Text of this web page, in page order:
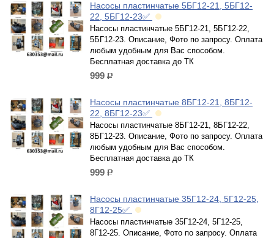
Насосы пластинчатые 5БГ12-21, 5БГ12-
22, 5БГ12-23✅
Насосы пластинчатые 5БГ12-21, 5БГ12-22,
5БГ12-23. Описание, Фото по запросу. Оплата
любым удобным для Вас способом.
Бесплатная доставка до ТК
999 р.
Насосы пластинчатые 8БГ12-21, 8БГ12-
22, 8БГ12-23✅
Насосы пластинчатые 8БГ12-21, 8БГ12-22,
8БГ12-23. Описание, Фото по запросу. Оплата
любым удобным для Вас способом.
Бесплатная доставка до ТК
999 р.
Насосы пластинчатые 35Г12-24, 5Г12-25,
8Г12-25✅
Насосы пластинчатые 35Г12-24, 5Г12-25,
8Г12-25. Описание, Фото по запросу. Оплата